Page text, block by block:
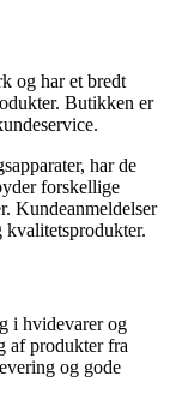
og har et bredt
Butikken er
har de
forskellige
Kundeanmeldelser
kvalitetsprodukter.
i hvidevarer og
af produkter fra
og gode